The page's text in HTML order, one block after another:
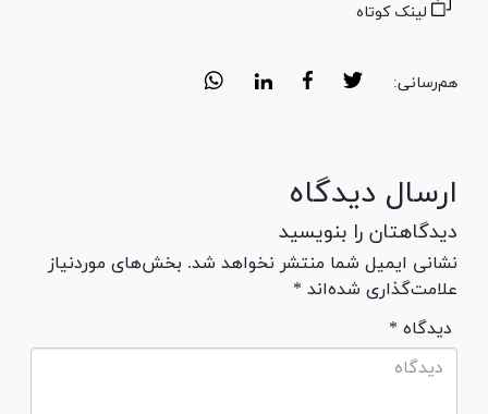
لینک کوتاه
هم‌رسانی:
ارسال دیدگاه
دیدگاهتان را بنویسید
نشانی ایمیل شما منتشر نخواهد شد. بخش‌های موردنیاز
علامت‌گذاری شده‌اند *
* دیدگاه